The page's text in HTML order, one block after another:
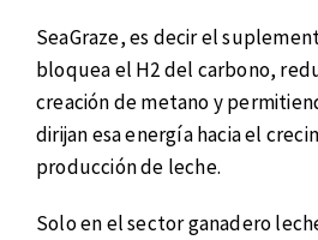
SeaGraze, es decir el
bloquea el H2 del carbono,
creación de metano y
dirijan esa energía hacia el
producción de leche.
Solo en el sector ganadero